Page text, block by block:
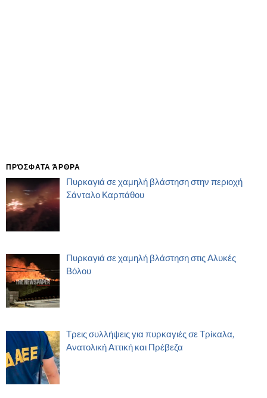
ΠΡΌΣΦΑΤΑ ΆΡΘΡΑ
Πυρκαγιά σε χαμηλή βλάστηση στην περιοχή
Σάνταλο Καρπάθου
Πυρκαγιά σε χαμηλή βλάστηση στις Αλυκές
Βόλου
Τρεις συλλήψεις για πυρκαγιές σε Τρίκαλα,
Ανατολική Αττική και Πρέβεζα